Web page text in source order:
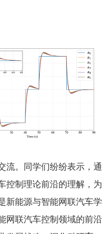
流。同学们纷纷表示，通
控制理论前沿的理解，为
新能源与智能网联汽车学
网联汽车控制领域的前沿